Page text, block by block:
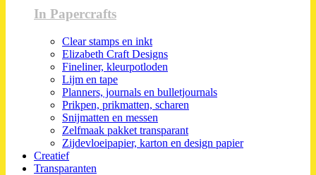
In Papercrafts
Clear stamps en inkt
Elizabeth Craft Designs
Fineliner, kleurpotloden
Lijm en tape
Planners, journals en bulletjournals
Prikpen, prikmatten, scharen
Snijmatten en messen
Zelfmaak pakket transparant
Zijdevloeipapier, karton en design papier
Creatief
Transparanten